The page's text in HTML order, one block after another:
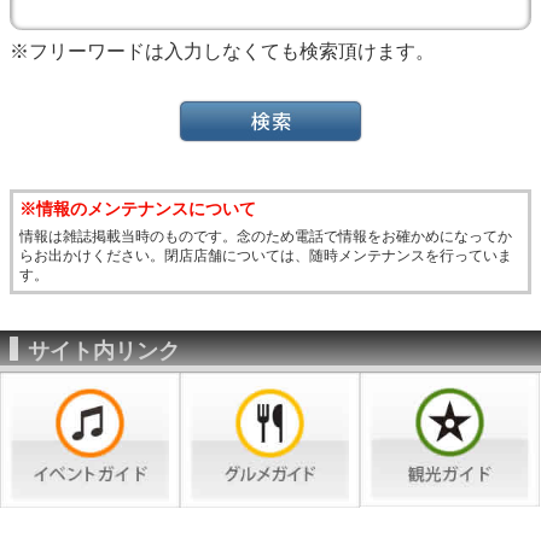
※フリーワードは入力しなくても検索頂けます。
※情報のメンテナンスについて
情報は雑誌掲載当時のものです。念のため電話で情報をお確かめになってか
らお出かけください。閉店店舗については、随時メンテナンスを行っていま
す。
サイト内リンク